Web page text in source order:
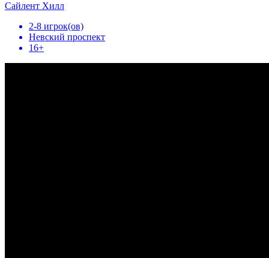
Сайлент Хилл
2-8 игрок(ов)
Невский проспект
16+